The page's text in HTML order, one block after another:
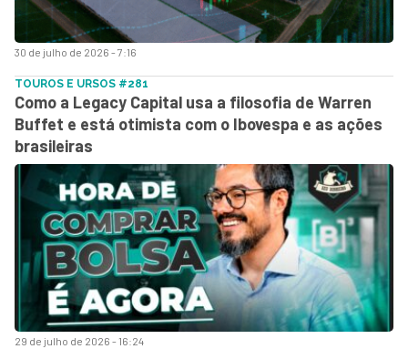
30 de julho de 2026 - 7:16
29 de julho de 2026 - 16:24
TOUROS E URSOS #281
Como a Legacy Capital usa a filosofia de Warren
Buffet e está otimista com o Ibovespa e as ações
brasileiras